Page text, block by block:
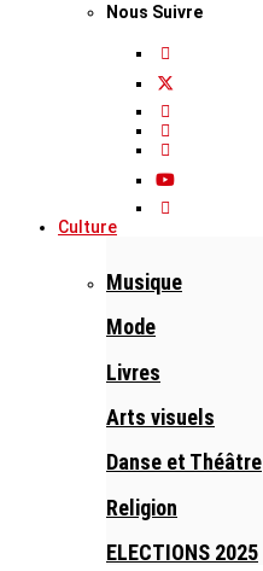
Nous Suivre
Culture
Musique
Mode
Livres
Arts visuels
Danse et Théâtre
Religion
ELECTIONS 2025